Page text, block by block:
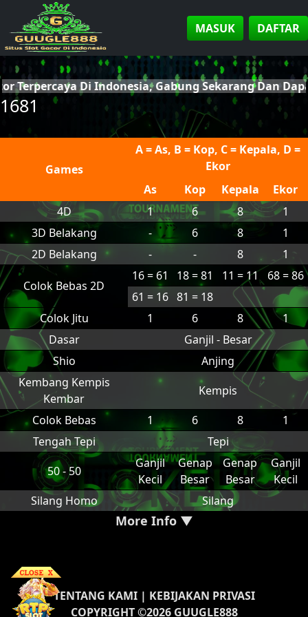
MASUK DAFTAR
Di Indonesia, Gabung Sekarang Dan
1681
Games
A = As, B = Kop, C = Kepala, D =
Ekor
As
Kop Kepala
Ekor
4D
1 6 8
1
3D Belakang
- 6 8
1
2D Belakang
- - 8 1
Colok Bebas 2D
16 = 61 18 = 81 11 = 11
68 = 86
61 = 16 81 = 18
Colok Jitu
1 6 8
1
Dasar
Ganjil - Besar
Shio
Anjing
Kembang Kempis
Kembar
Kempis
Colok Bebas
1 6 8
1
Tengah Tepi
Tepi
50 - 50
Ganjil
Kecil
Genap
Besar
Genap
Besar
Ganjil
Kecil
Silang Homo
Silang
More Info ▼
TENTANG KAMI| KEBIJAKAN PRIVASI
COPYRIGHT ©2026 GUUGLE888